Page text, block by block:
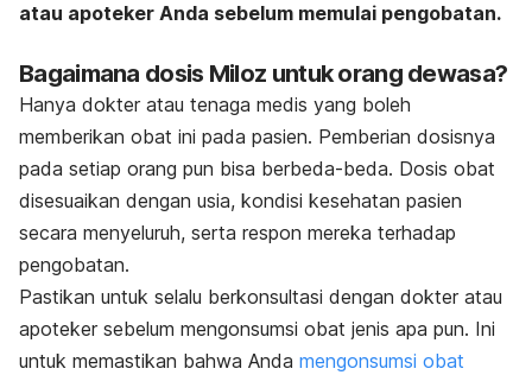
atau apoteker Anda sebelum memulai pengobatan.
Bagaimana dosis Miloz untuk orang dewasa?
Hanya dokter atau tenaga medis yang boleh
memberikan obat ini pada pasien. Pemberian dosisnya
pada setiap orang pun bisa berbeda-beda. Dosis obat
disesuaikan dengan usia, kondisi kesehatan pasien
secara menyeluruh, serta respon mereka terhadap
pengobatan.
Pastikan untuk selalu berkonsultasi dengan dokter atau
apoteker sebelum mengonsumsi obat jenis apa pun. Ini
untuk memastikan bahwa Anda mengonsumsi obat